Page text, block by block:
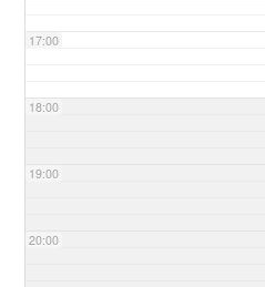
17:00
18:00
19:00
20:00